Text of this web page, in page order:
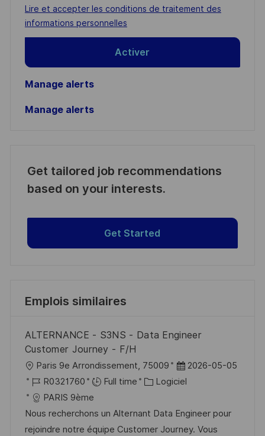
address
(Required)
Required
Lire et accepter les conditions de traitement des
informations personnelles
Activer
Manage alerts
Manage alerts
Get tailored job recommendations
based on your interests.
Get Started
Emplois similaires
ALTERNANCE - S3NS - Data Engineer
Customer Journey - F/H
o
c
a
l
Paris 9e Arrondissement, 75009
D
a
e
d
2026-05-05
R
é
f
é
R0321760 Full time
C
t
é
Logiciel
PARIS 9ème
Nous recherchons un Alternant Data Engineer pour
rejoindre notre équipe Customer Journey. Vous